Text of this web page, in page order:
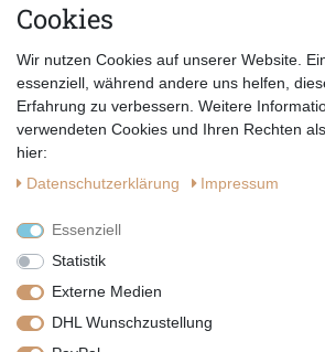
E-MAIL *
Cookies
Wir nutzen Cookies auf unserer Website.
essenziell, während andere uns helfen,
Erfahrung zu verbessern. Weitere
verwendeten Cookies und Ihren Rechten
hier:
Daten­schutz­erklärung
Impressum
Essenziell
Statistik
Externe Medien
DHL Wunschzustellung